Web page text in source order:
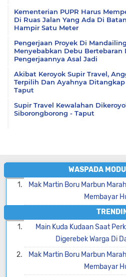
Kementerian PUPR Harus
Di Ruas Jalan Yang Ada Di
Hampir Satu Meter
Pengerjaan Proyek Di
Menyebabkan Debu Bertebaran
Pengerjaannya Asal Jadi
Akibat Keroyok Supir Travel,
Terpilih Dan Ayahnya
Taput
Supir Travel Kewalahan
Siborongborong - Taput
WASPADA
Mak Martin Boru Marbun
Membayar
Main Kuda Kudaan Saat
Digerebek Warga Di
Mak Martin Boru Marbun
Membayar